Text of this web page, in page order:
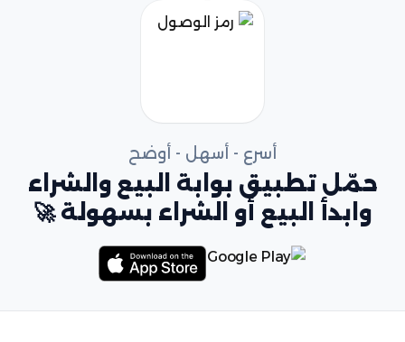
أسرع - أسهل - أوضح
حمّل تطبيق بوابة البيع والشراء
وابدأ البيع أو الشراء بسهولة 🚀